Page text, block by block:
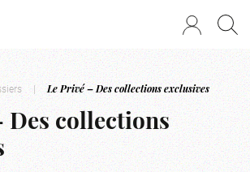
| Le Privé – Des collections exclusives
Des collections